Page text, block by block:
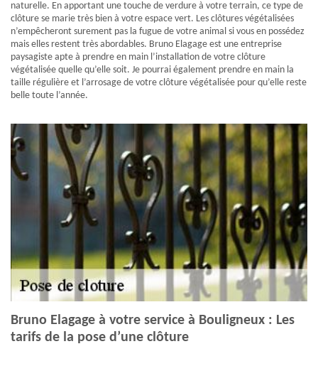
naturelle. En apportant une touche de verdure à votre terrain, ce type de
clôture se marie très bien à votre espace vert. Les clôtures végétalisées
n’empêcheront surement pas la fugue de votre animal si vous en possédez
mais elles restent très abordables. Bruno Elagage est une entreprise
paysagiste apte à prendre en main l’installation de votre clôture
végétalisée quelle qu’elle soit. Je pourrai également prendre en main la
taille régulière et l’arrosage de votre clôture végétalisée pour qu’elle reste
belle toute l’année.
Bruno Elagage à votre service à Bouligneux : Les
tarifs de la pose d’une clôture